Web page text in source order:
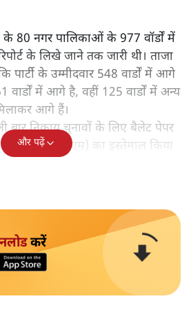
80 नगर पालिकाओं के 977 वॉर्डों में
के लिखे जाने तक जारी थी। ताजा
पार्टी के उम्मीदवार 548 वार्डों में आगे
वार्डों में आगे है, वहीं 125 वार्डों में अन्य
आगे हैं।
बार निकाय चुनावों के लिए बैलेट पेपर
मशीन (ईवीएम) का इस्तेमाल किया
और पढ़ें
करें